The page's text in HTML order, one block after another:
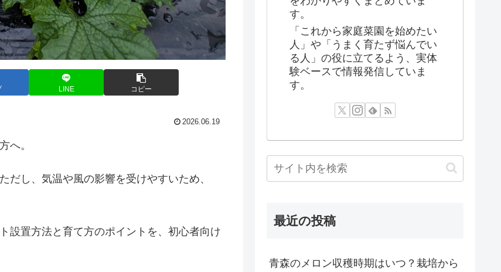
LINE コピー
2026.06.19
へ。
だし、気温や風の影響を受けやすいため、
設置方法と育て方のポイントを、初心者向け
す。
「これから家庭菜園を始めたい
人」や「うまく育たず悩んでい
る人」の役に立てるよう、実体
験ベースで情報発信していま
す。
最近の投稿
青森のメロン収穫時期はいつ？栽培から